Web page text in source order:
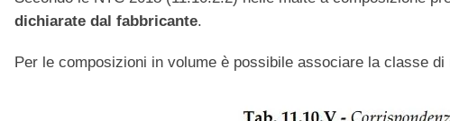
dichiarate dal fabbricante.
Per le composizioni in volume è possibile associare la classe